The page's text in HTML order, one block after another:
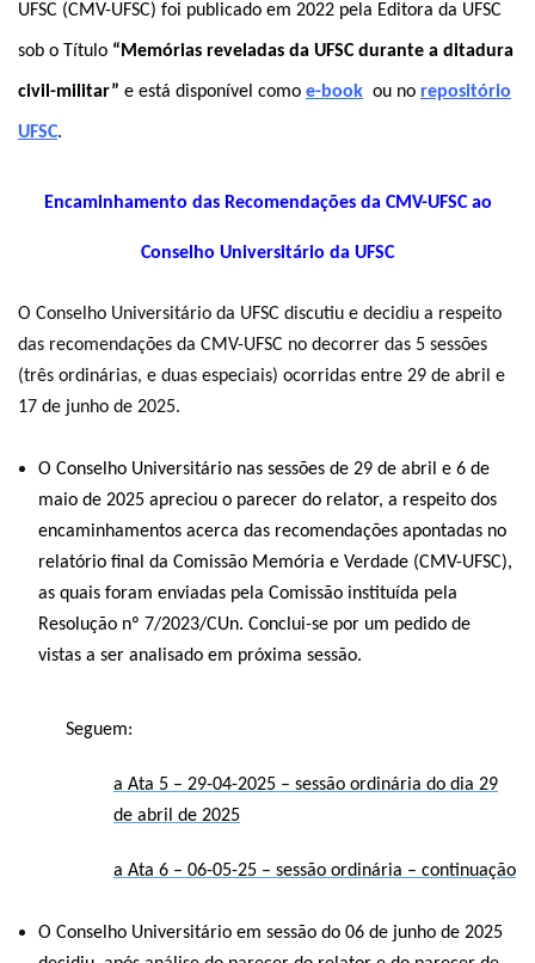
UFSC (CMV-UFSC) foi publicado em 2022 pela Editora da UFSC
sob o Título “Memórias reveladas da UFSC durante a ditadura
civil-militar” e está disponível como e-book ou no repositório
UFSC.
Encaminhamento das Recomendações da CMV-UFSC ao
Conselho Universitário da UFSC
O Conselho Universitário da UFSC discutiu e decidiu a respeito
das recomendações da CMV-UFSC no decorrer das 5 sessões
(três ordinárias, e duas especiais) ocorridas entre 29 de abril e
17 de junho de 2025.
O Conselho Universitário nas sessões de 29 de abril e 6 de
maio de 2025 apreciou o parecer do relator, a respeito dos
encaminhamentos acerca das recomendações apontadas no
relatório final da Comissão Memória e Verdade (CMV-UFSC),
as quais foram enviadas pela Comissão instituída pela
Resolução nº 7/2023/CUn. Conclui-se por um pedido de
vistas a ser analisado em próxima sessão.
Seguem:
a Ata 5 – 29-04-2025 – sessão ordinária do dia 29
de abril de 2025
a Ata 6 – 06-05-25 – sessão ordinária – continuação
O Conselho Universitário em sessão do 06 de junho de 2025